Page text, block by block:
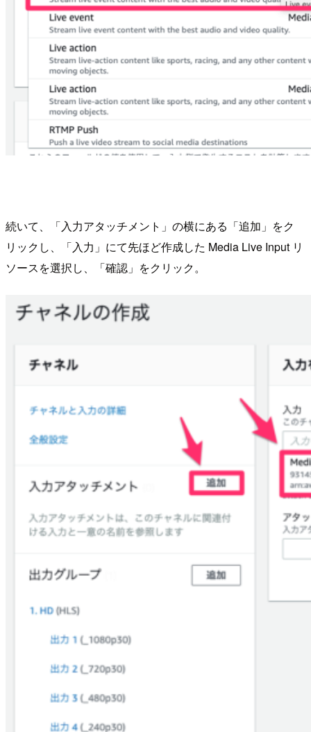
続いて、「入力アタッチメント」の横にある「追加」をク
リックし、「入力」にて先ほど作成した Media Live Input リ
ソースを選択し、「確認」をクリック。